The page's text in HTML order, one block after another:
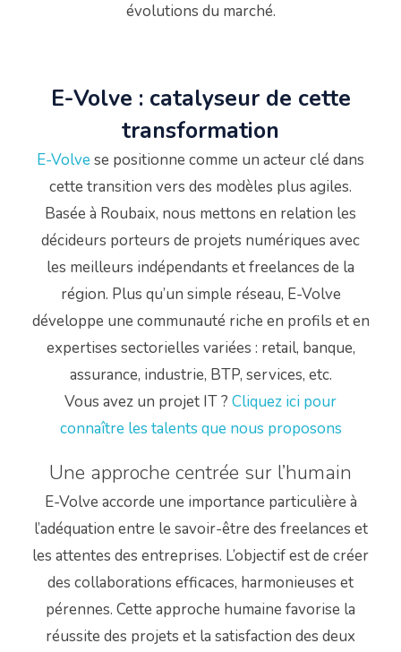
évolutions du marché.
E-Volve : catalyseur de cette
transformation
E-Volvese positionne comme un acteur clé dans
cette transition vers des modèles plus agiles.
Basée à Roubaix, nous mettons en relation les
décideurs porteurs de projets numériques avec
les meilleurs indépendants et freelances de la
région. Plus qu’un simple réseau, E-Volve
développe une communauté riche en profils et en
expertises sectorielles variées : retail, banque,
assurance, industrie, BTP, services, etc.
Vous avez un projet IT ? Cliquez ici pour
connaître les talents que nous proposons
Une approche centrée sur l’humain
E-Volve accorde une importance particulière à
l’adéquation entre le savoir-être des freelances et
les attentes des entreprises. L’objectif est de créer
des collaborations efficaces, harmonieuses et
pérennes. Cette approche humaine favorise la
réussite des projets et la satisfaction des deux